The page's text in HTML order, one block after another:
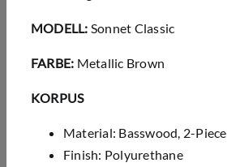
MODELL: Sonnet Classic
FARBE: Metallic Brown
KORPUS
Material: Basswood, 2-Piece
Finish: Polyurethane